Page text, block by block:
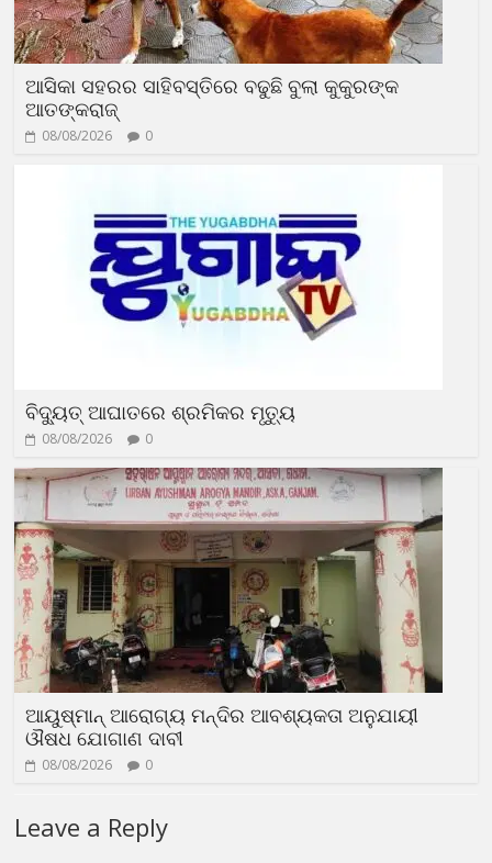
ଆସିକା ସହରର ସାହିବସ୍ତିରେ ବଢୁଛି ବୁଲା କୁକୁରଙ୍କ
ଆତଙ୍କରାଜ୍‍
08/08/2026 0
ବିଦ୍ୟୁତ୍‍ ଆଘାତରେ ଶ୍ରମିକର ମୃତ୍ୟୁ
08/08/2026 0
ଆୟୁଷ୍ମାନ୍‍ ଆରୋଗ୍ୟ ମନ୍ଦିର ଆବଶ୍ୟକତା ଅନୁଯାୟୀ
ଔଷଧ ଯୋଗାଣ ଦାବୀ
08/08/2026 0
Leave a Reply